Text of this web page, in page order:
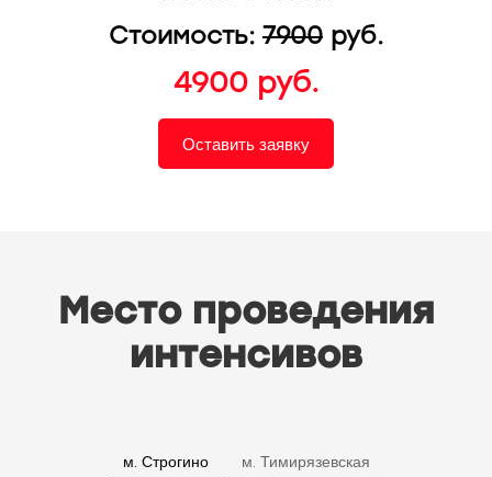
Стоимость: 7900 руб.
4900 руб.
Оставить заявку
Место проведения
интенсивов
м. Строгино м. Тимирязевская